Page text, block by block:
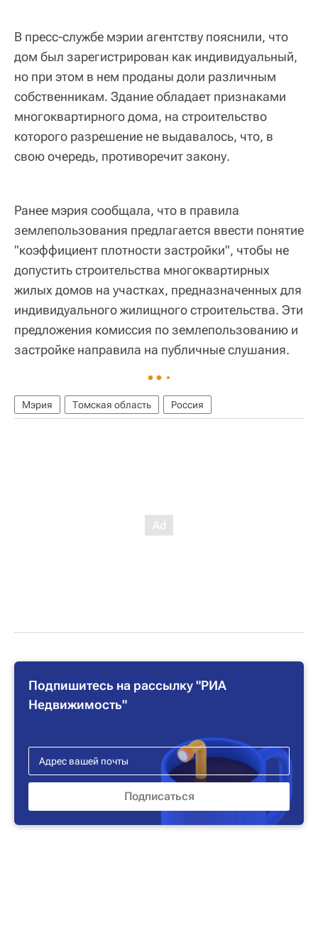
В пресс-службе мэрии агентству пояснили, что
дом был зарегистрирован как индивидуальный,
но при этом в нем проданы доли различным
собственникам. Здание обладает признаками
многоквартирного дома, на строительство
которого разрешение не выдавалось, что, в
свою очередь, противоречит закону.
Ранее мэрия сообщала, что в правила
землепользования предлагается ввести понятие
"коэффициент плотности застройки", чтобы не
допустить строительства многоквартирных
жилых домов на участках, предназначенных для
индивидуального жилищного строительства. Эти
предложения комиссия по землепользованию и
застройке направила на публичные слушания.
Мэрия Томская область Россия
Подпишитесь на рассылку "РИА
Недвижимость"